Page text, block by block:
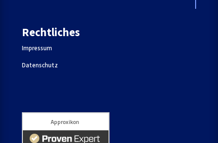
Rechtliches
Impressum
Datenschutz